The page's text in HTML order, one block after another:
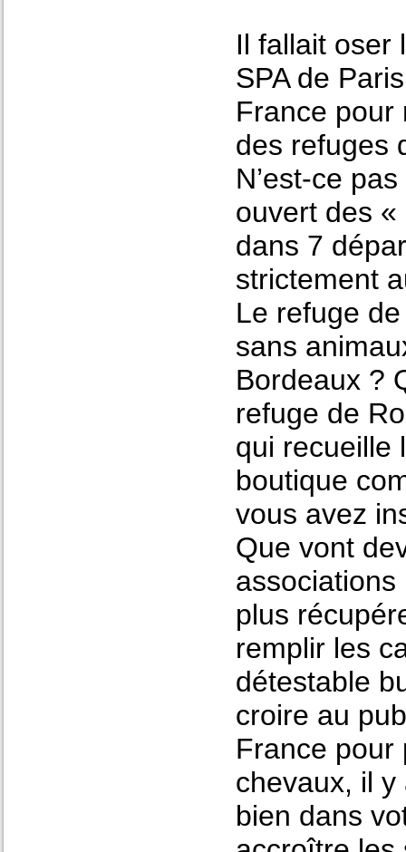
Il fallait oser
SPA de
France pour
des refuges
N’est-ce
ouvert des «
dans 7
strictement
Le refuge
sans
Bordeaux ?
refuge de
qui recueille
boutique
vous avez
Que vont
plus
remplir les
détestable
croire au
France pour
chevaux, il
bien dans